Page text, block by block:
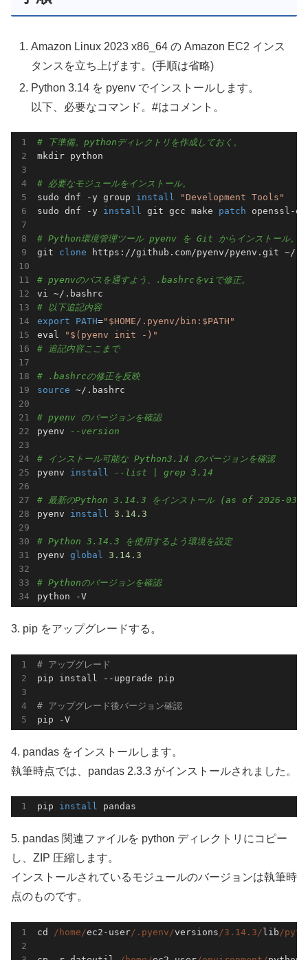
Amazon Linux 2023 x86_64 の Amazon EC2 インス
タンスを立ち上げます。(手順は省略)
Python 3.14 を pyenv でインストールします。
以下、必要なコマンド。#はコメント。
# 下準備。pythonディレクトリを作成しておく。
mkdir python
# 必要なモジュールをインストール。
sudo dnf -y group install
"Development Tools"
sudo dnf -y install git gcc make patch openssl-
# Python環境管理ツール pyenv を Git からインストール。
git clone https://github.com/pyenv/pyenv.git ~/
# pyenvのパスを通すよう、.bashrcをviで修正。
# 以下追記内容
export
PATH="$HOME/.pyenv/bin:$PATH"
eval
"$(pyenv init -)"
# 追記内容ここまで
# .bashrcの修正を反映
source ~/.bashrc
# pyenv のバージョンを確認
pyenv
--version
# インストール可能な Python3.14 のバージョンを確認
pyenv install --list | grep 3.14
# 最新のPython 3.14.3 をインストール (as of 2026-03-
pyenv install 3.14 .3
# Python 3.14.3 を使用するよう環境を設定
pyenv global 3.14 .3
# Pythonのバージョンを確認
3. pip をアップグレードする。
# アップグレード
pip install --upgrade pip
# アップグレード後バージョン確認
4. pandas をインストールします。
執筆時点では、pandas 2.3.3 がインストールされました。
pip install
5. pandas 関連ファイルを python ディレクトリにコピー
し、ZIP 圧縮します。
インストールされているモジュールのバージョンは執筆時
点のものです。
cd /home/ec2-user/.pyenv/versions /3.14.3/lib /